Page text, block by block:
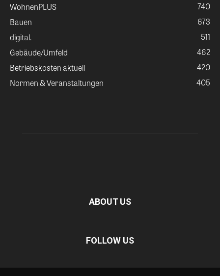
WohnenPLUS
740
Bauen
673
digital.
511
Gebäude/Umfeld
462
Betriebskosten aktuell
420
Normen & Veranstaltungen
405
ABOUT US
FOLLOW US